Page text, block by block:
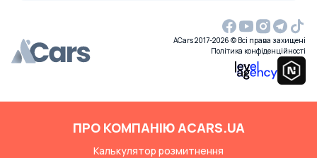
ACars 2017-2026 © Всі права захищені
Політика конфіденційності
ПРО КОМПАНІЮ ACARS.UA
Калькулятор розмитнення